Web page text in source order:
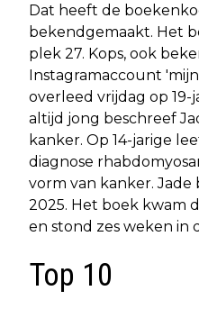
Dat heeft de
bekendgemaakt. Het
plek 27. Kops, ook
Instagramaccount
overleed vrijdag op 19-
altijd jong beschreef
kanker. Op 14-jarige
diagnose
vorm van kanker.
2025. Het boek kwam
en stond zes weken in
Top 10